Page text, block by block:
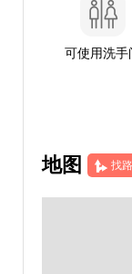
可使用洗手
地图 找路